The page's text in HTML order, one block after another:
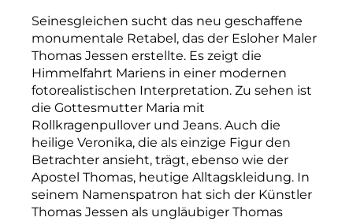
Seinesgleichen sucht das neu geschaffene
monumentale Retabel, das der Esloher Maler
Thomas Jessen erstellte. Es zeigt die
Himmelfahrt Mariens in einer modernen
fotorealistischen Interpretation. Zu sehen ist
die Gottesmutter Maria mit
Rollkragenpullover und Jeans. Auch die
heilige Veronika, die als einzige Figur den
Betrachter ansieht, trägt, ebenso wie der
Apostel Thomas, heutige Alltagskleidung. In
seinem Namenspatron hat sich der Künstler
Thomas Jessen als ungläubiger Thomas